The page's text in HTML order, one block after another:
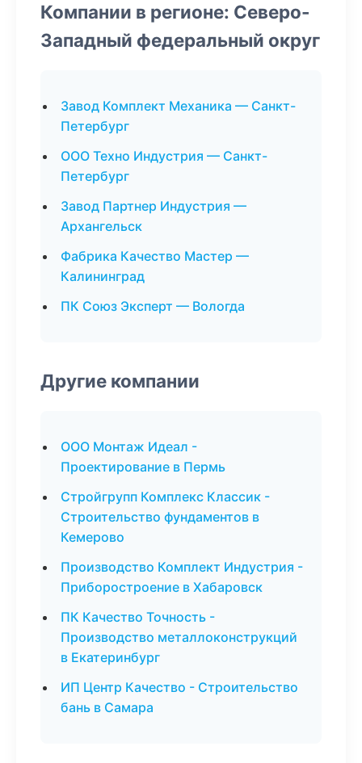
Компании в регионе: Северо-
Западный федеральный округ
Завод Комплект Механика — Санкт-
Петербург
ООО Техно Индустрия — Санкт-
Петербург
Завод Партнер Индустрия —
Архангельск
Фабрика Качество Мастер —
Калининград
ПК Союз Эксперт — Вологда
Другие компании
ООО Монтаж Идеал -
Проектирование в Пермь
Стройгрупп Комплекс Классик -
Строительство фундаментов в
Кемерово
Производство Комплект Индустрия -
Приборостроение в Хабаровск
ПК Качество Точность -
Производство металлоконструкций
в Екатеринбург
ИП Центр Качество - Строительство
бань в Самара